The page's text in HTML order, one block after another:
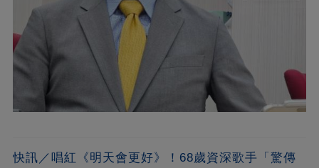
快訊／唱紅《明天會更好》！68歲資深歌手「驚傳